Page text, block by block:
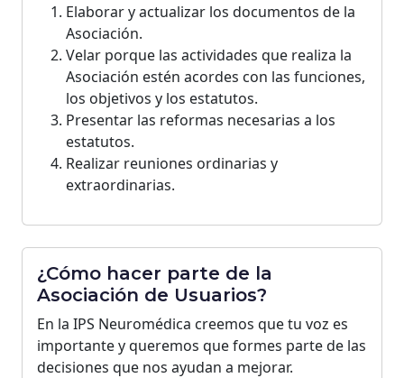
Elaborar y actualizar los documentos de la
Asociación.
Velar porque las actividades que realiza la
Asociación estén acordes con las funciones,
los objetivos y los estatutos.
Presentar las reformas necesarias a los
estatutos.
Realizar reuniones ordinarias y
extraordinarias.
¿Cómo hacer parte de la
Asociación de Usuarios?
En la IPS Neuromédica creemos que tu voz es
importante y queremos que formes parte de las
decisiones que nos ayudan a mejorar.